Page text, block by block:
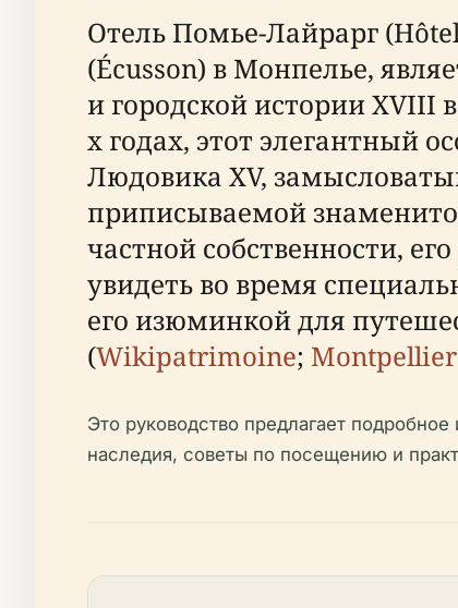
Отель Помье-Лайрарг
(Écusson) в Монпелье,
и городской истории
х годах, этот элегантный
Людовика XV,
приписываемой
частной собственности,
увидеть во время
его изюминкой для
(Wikipatrimoine;
Это руководство предлагает
наследия, советы по посещению и